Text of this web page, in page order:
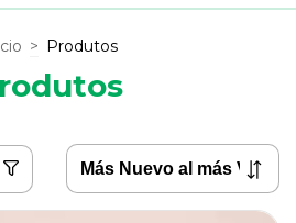
> Produtos